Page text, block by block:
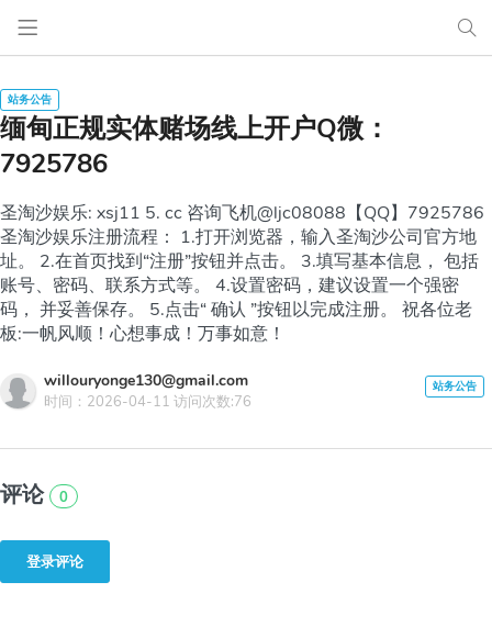
缅甸正规实体赌场线上开户Q微：
7925786
圣淘沙娱乐: xsj11 5. cc 咨询飞机@ljc08088【QQ】7925786
圣淘沙娱乐注册流程： 1.打开浏览器，输入圣淘沙公司官方地
址。 2.在首页找到“注册”按钮并点击。 3.填写基本信息， 包括
账号、密码、联系方式等。 4.设置密码，建议设置一个强密
码， 并妥善保存。 5.点击“ 确认 ”按钮以完成注册。 祝各位老
板:一帆风顺！心想事成！万事如意！
willouryonge130@gmail.com
时间：2026-04-11 访问次数:76
评论 0
登录评论